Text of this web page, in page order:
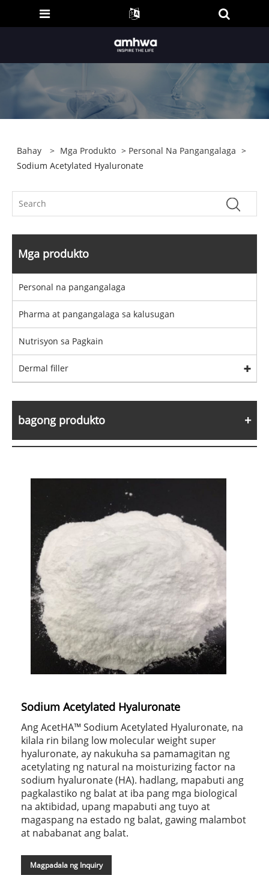
Bahay > Mga Produkto > Personal Na Pangangalaga >
Sodium Acetylated Hyaluronate
Mga produkto
Personal na pangangalaga
Pharma at pangangalaga sa kalusugan
Nutrisyon sa Pagkain
Dermal filler
bagong produkto
Sodium Acetylated Hyaluronate
Ang AcetHA™ Sodium Acetylated Hyaluronate, na
kilala rin bilang low molecular weight super
hyaluronate, ay nakukuha sa pamamagitan ng
acetylating ng natural na moisturizing factor na
sodium hyaluronate (HA). hadlang, mapabuti ang
pagkalastiko ng balat at iba pang mga biological
na aktibidad, upang mapabuti ang tuyo at
magaspang na estado ng balat, gawing malambot
at nababanat ang balat.
Magpadala ng Inquiry